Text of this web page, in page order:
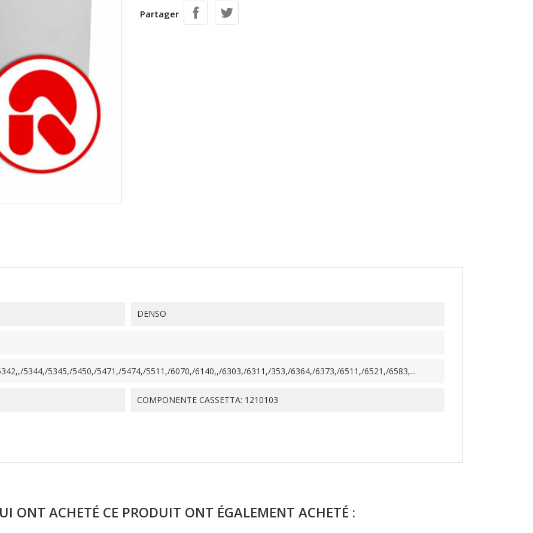
Partager
DENSO
5344,/5345,/5450,/5471,/5474,/5511,/6070,/6140,,/6303,/6311,/353,/6364,/6373,/6511,/6521,/6583,...
COMPONENTE CASSETTA: 1210103
ONT ACHETÉ CE PRODUIT ONT ÉGALEMENT ACHETÉ :